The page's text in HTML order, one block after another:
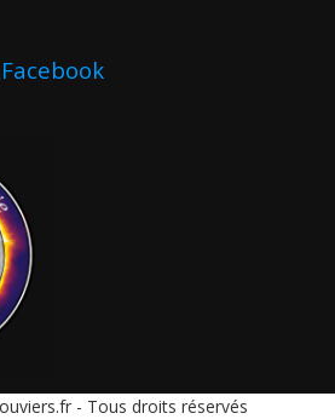
Facebook
- Tous droits réservés